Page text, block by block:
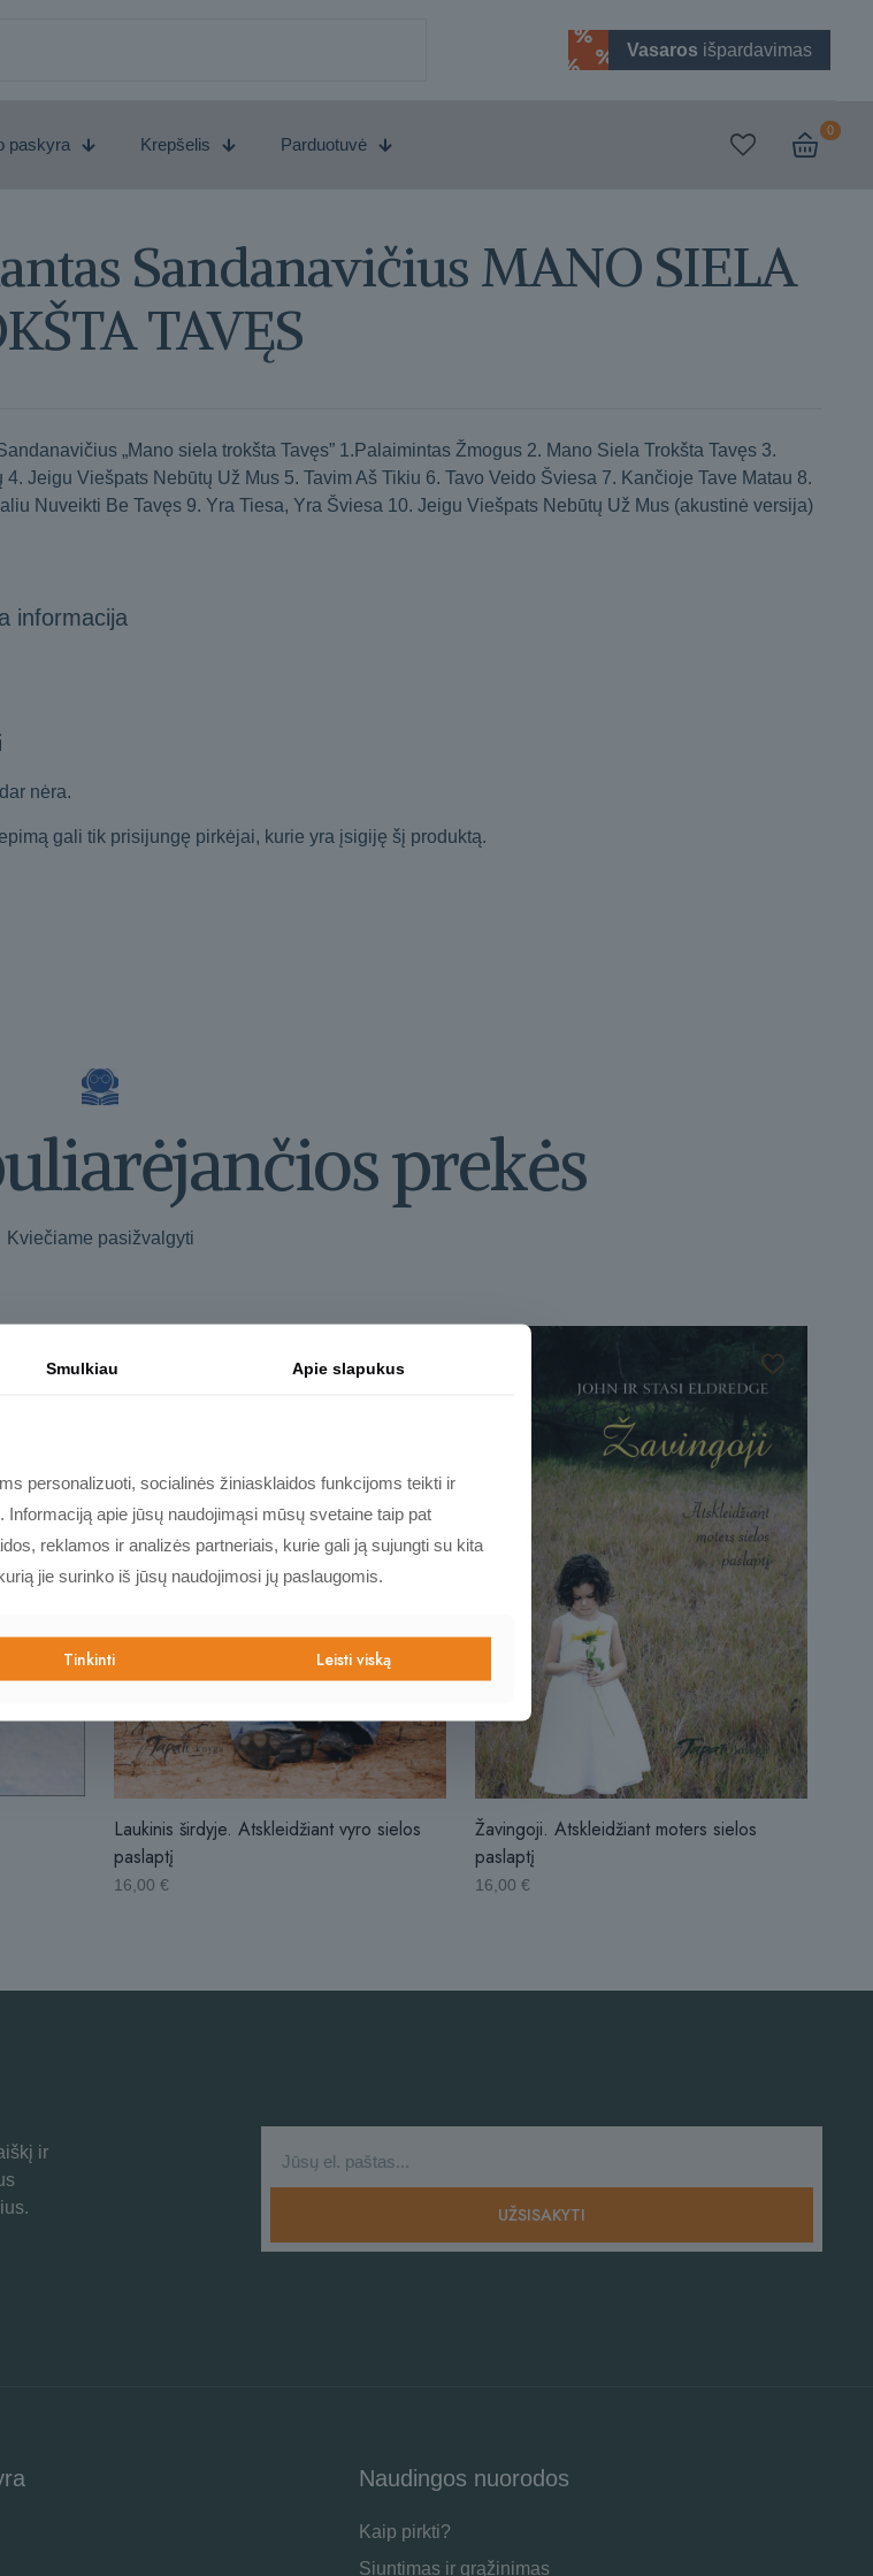
Vasaros išpardavimas
paskyra Krepšelis Parduotuvė
0
Sandanavičius MANO SIELA
TAVĘS
„Mano siela trokšta Tavęs” 1.Palaimintas Žmogus 2. Mano Siela Trokšta Tavęs 3.
4. Jeigu Viešpats Nebūtų Už Mus 5. Tavim Aš Tikiu 6. Tavo Veido Šviesa 7. Kančioje Tave Matau 8.
Nuveikti Be Tavęs 9. Yra Tiesa, Yra Šviesa 10. Jeigu Viešpats Nebūtų Už Mus (akustinė versija)
informacija
nėra.
gali tik prisijungę pirkėjai, kurie yra įsigiję šį produktą.
prekės
Kviečiame pasižvalgyti
Laukinis širdyje. Atskleidžiant vyro sielos
paslaptį
16,00€
Žavingoji. Atskleidžiant moters sielos
paslaptį
16,00€
ir
Naudingos nuorodos
Kaip pirkti?
Siuntimas ir grąžinimas
Smulkiau Apie slapukus
personalizuoti, socialinės žiniasklaidos funkcijoms teikti ir
apie jūsų naudojimąsi mūsų svetaine taip pat
reklamos ir analizės partneriais, kurie gali ją sujungti su kita
jie surinko iš jūsų naudojimosi jų paslaugomis.
Tinkinti Leisti viską